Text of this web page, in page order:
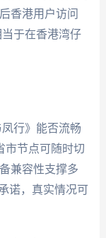
香港用户访问
于在香港湾仔
行》能否流畅
市节点可随时切
兼容性支撑多
诺，真实情况可